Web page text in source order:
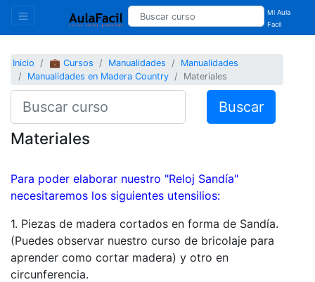
Mi Aula
Facil
Inicio 💼 Cursos Manualidades
Manualidades
Manualidades en Madera Country
Materiales
Buscar
Materiales
Para poder elaborar nuestro "Reloj Sandía"
necesitaremos los siguientes utensilios:
1. Piezas de madera cortados en forma de Sandía.
(Puedes observar nuestro curso de bricolaje para
aprender como cortar madera) y otro en
circunferencia.